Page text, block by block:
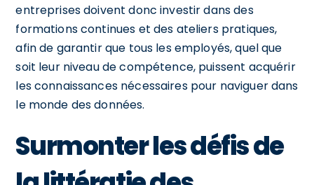
entreprises doivent donc investir dans des
formations continues et des ateliers pratiques,
afin de garantir que tous les employés, quel que
soit leur niveau de compétence, puissent acquérir
les connaissances nécessaires pour naviguer dans
le monde des données.
Surmonter les défis de